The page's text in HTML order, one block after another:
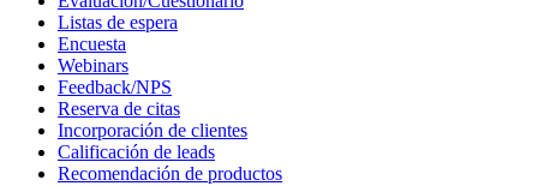
Listas de espera
Encuesta
Webinars
Feedback/NPS
Reserva de citas
Incorporación de clientes
Calificación de leads
Recomendación de productos